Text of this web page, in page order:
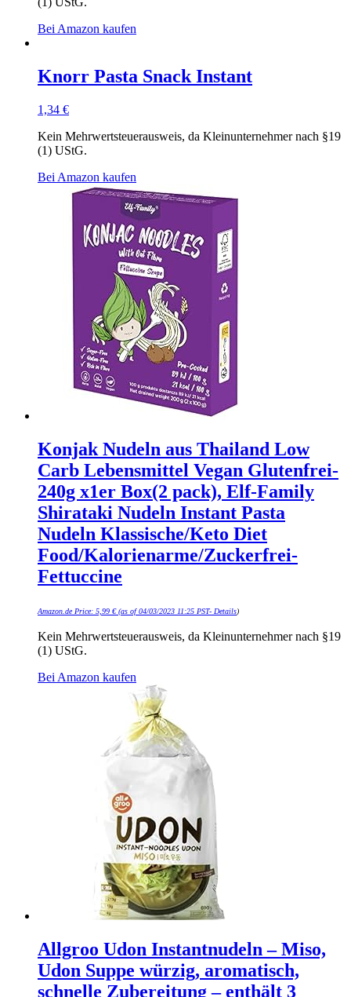
Bei Amazon kaufen
Knorr Pasta Snack Instant
1,34 €
Kein Mehrwertsteuerausweis, da Kleinunternehmer nach §19
(1) UStG.
Bei Amazon kaufen
Konjak Nudeln aus Thailand Low
Carb Lebensmittel Vegan Glutenfrei-
240g x1er Box(2 pack), Elf-Family
Shirataki Nudeln Instant Pasta
Nudeln Klassische/Keto Diet
Food/Kalorienarme/Zuckerfrei-
Fettuccine
Amazon.de Price: 5,99 €(as of 04/03/2023 11:25 PST- Details)
Kein Mehrwertsteuerausweis, da Kleinunternehmer nach §19
(1) UStG.
Bei Amazon kaufen
Allgroo Udon Instantnudeln – Miso,
Udon Suppe würzig, aromatisch,
schnelle Zubereitung – enthält 3